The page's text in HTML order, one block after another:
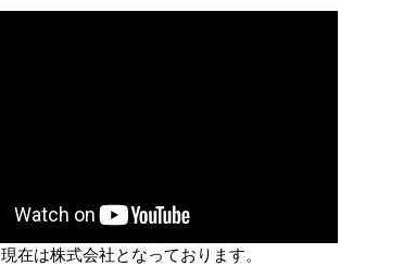
現在は株式会社となっております。